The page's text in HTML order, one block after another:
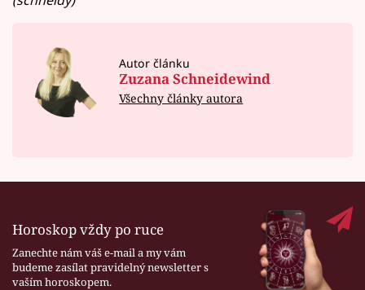
Autor článku
Zuzana Schneidewind
Všechny články autora
Horoskop vždy po ruce
Zanechte nám váš e-mail a my vám
budeme zasílat pravidelný newsletter s
vaším horoskopem.